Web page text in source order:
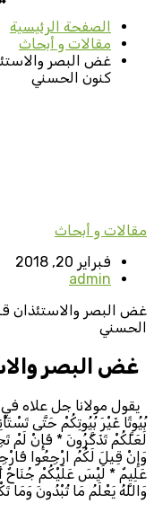
الصفحة الرئيسية
مقالات و أبحاث
غض البصر
كنون الحسني
مقالات و أبحاث
فبراير 20, 2018
admin
غض البصر والاستئذان
الحسني
غض البصر
يقول مولانا جل علاه في
بُيُوتًا غَيْرَ بُيُوتِكُمْ حَتَّى
لَعَلَّكُمْ تَذَكَّرُونَ * فَإِنْ لَمْ
وَإِنْ قِيلَ لَكُمُ ارْجِعُوا
عَلِيمٌ * لَيْسَ عَلَيْكُمْ جُنَاحٌ
وَاللَّهُ يَعْلَمُ مَا تُبْدُونَ وَمَا